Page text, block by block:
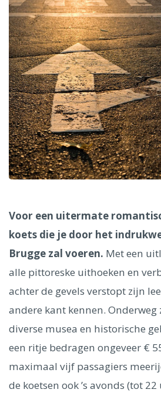
Alle steden
Phoenix
Dresden
Ålesund
Dublin
Hong Kong München
Madrid
Vancouver
Alles bekijken
Voor een uitermate
koets die je door het
Brugge zal voeren. Met een
alle pittoreske uithoeken en
achter de gevels verstopt zijn
andere kant kennen. Onderweg
diverse musea en historische
een ritje bedragen ongeveer €
maximaal vijf passagiers
de koetsen ook ’s avonds (tot 22